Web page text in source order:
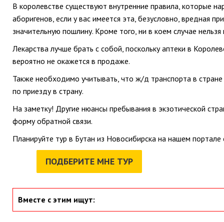
В королевстве существуют внутренние правила, которые
аборигенов, если у вас имеется эта, безусловно, вредная
значительную пошлину. Кроме того, ни в коем случае
Лекарства лучше брать с собой, поскольку аптеки в
вероятно не окажется в продаже.
Также необходимо учитывать, что ж/д транспорта в
по приезду в страну.
На заметку! Другие нюансы пребывания в экзотической
форму обратной связи.
Планируйте тур в Бутан из Новосибирска на нашем
ПОДБЕРИТЕ МНЕ ТУР
Вместе с этим ищут: